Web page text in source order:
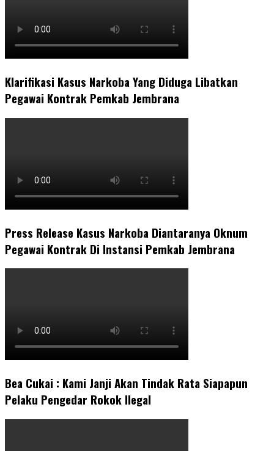
Klarifikasi Kasus Narkoba Yang Diduga Libatkan
Pegawai Kontrak Pemkab Jembrana
Press Release Kasus Narkoba Diantaranya Oknum
Pegawai Kontrak Di Instansi Pemkab Jembrana
Bea Cukai : Kami Janji Akan Tindak Rata Siapapun
Pelaku Pengedar Rokok Ilegal